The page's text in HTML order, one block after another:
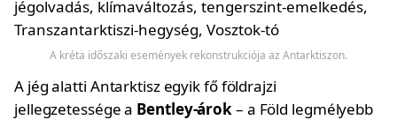
A kréta időszaki események rekonstrukciója az Antarktiszon.
A jég alatti Antarktisz egyik fő földrajzi
jellegzetessége a Bentley-árok– a Föld legmélyebb